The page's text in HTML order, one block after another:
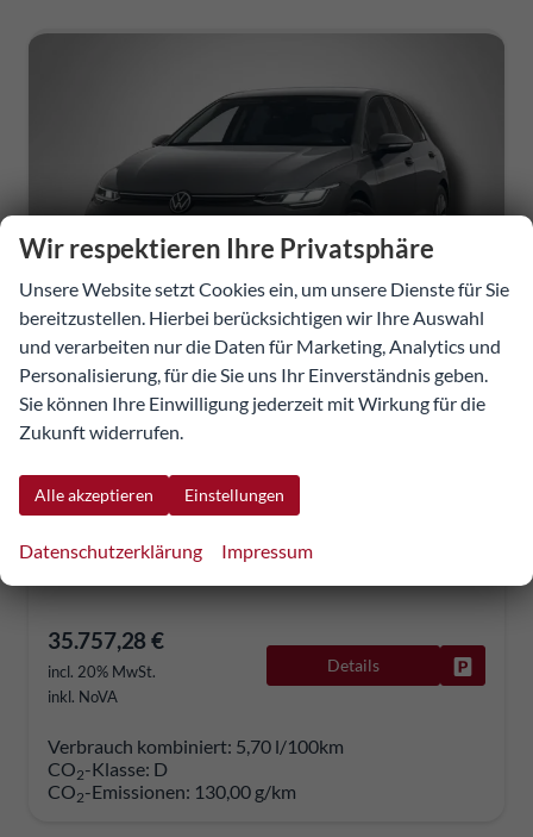
Volkswagen Golf
Life Plus 1.5 eTSI 7-Gang-DSG
unverbindliche Lieferzeit:
257690
110 kW (150 PS)
35.757,28 €
incl. 20% MwSt.
inkl. NoVA
Details
Verbrauch kombiniert: 5,70 l/100km
CO2-Klasse: D
CO2-Emissionen: 130,00 g/km
Wir respektieren Ihre Privatsphäre
Unsere Website setzt Cookies ein, um unsere Dienste für Sie
bereitzustellen. Hierbei berücksichtigen wir Ihre Auswahl
und verarbeiten nur die Daten für Marketing, Analytics und
Personalisierung, für die Sie uns Ihr Einverständnis geben.
Sie können Ihre Einwilligung jederzeit mit Wirkung für die
Zukunft widerrufen.
Alle akzeptieren Einstellungen
Datenschutzerklärung Impressum